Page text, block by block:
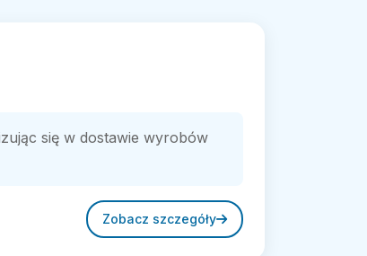
się w dostawie wyrobów
Zobacz szczegóły